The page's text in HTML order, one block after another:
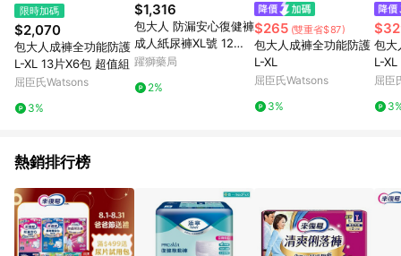
限時加碼
$2,070
包大人成褲全功能防護
L-XL 13片X6包 超值組
屈臣氏Watsons
3%
$1,316
包大人 防漏安心復健褲
成人紙尿褲XL號 12片*
4包/箱
躍獅藥局
2%
$265 (雙重省$87)
包大人成褲全功能防護
L-XL
屈臣氏Watsons
3%
包大
L-
屈臣
熱銷排行榜